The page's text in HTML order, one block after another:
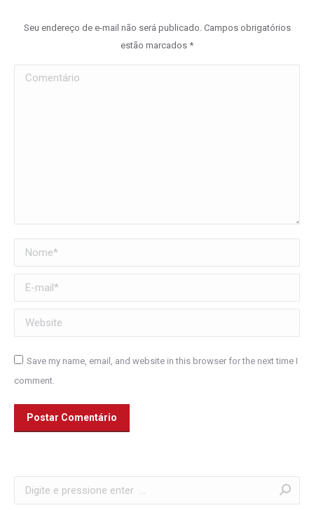
Seu endereço de e-mail não será publicado. Campos obrigatórios
estão marcados *
Comentário
Nome *
E-mail *
Website
Save my name, email, and website in this browser for the next time I
comment.
Postar Comentário
Search: